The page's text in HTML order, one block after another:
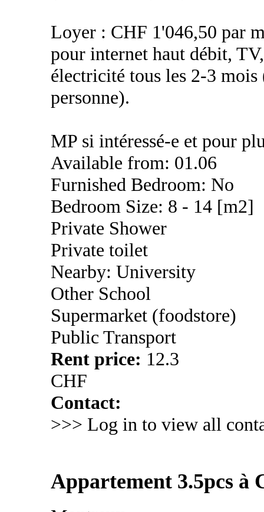
Loyer : CHF 1'046,50 par
pour internet haut débit,
électricité tous les 2-3
personne).
MP si intéressé-e et pour
Available from: 01.06
Furnished Bedroom: No
Bedroom Size: 8 - 14 [m2]
Private Shower
Private toilet
Nearby: University
Other School
Supermarket (foodstore)
Public Transport
Rent price: 12.3
CHF
Contact:
>>> Log in to view all
Appartement 3.5pcs à